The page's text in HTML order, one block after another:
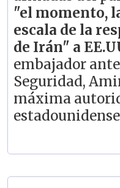
"el momento,
escala de la
de Irán" a
embajador
Seguridad,
máxima